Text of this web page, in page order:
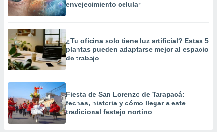
envejecimiento celular
¿Tu oficina solo tiene luz artificial? Estas 5
plantas pueden adaptarse mejor al espacio
de trabajo
Fiesta de San Lorenzo de Tarapacá:
fechas, historia y cómo llegar a este
tradicional festejo nortino